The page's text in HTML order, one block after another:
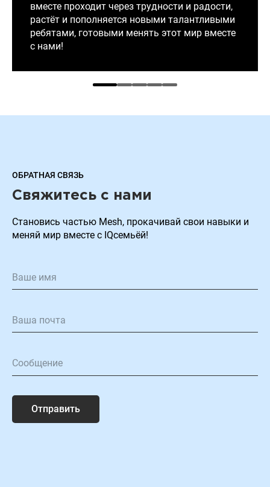
вместе проходит через трудности и радости,
растёт и пополняется новыми талантливыми
ребятами, готовыми менять этот мир вместе
с нами!
ОБРАТНАЯ СВЯЗЬ
Свяжитесь с нами
Становиcь частью Mesh, прокачивай свои навыки и
меняй мир вместе с IQсемьёй!
Отправить